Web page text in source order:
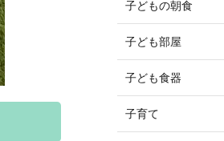
子どもの朝食
子ども部屋
子ども食器
子育て